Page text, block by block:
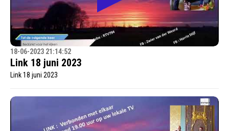
18-06-2023 21:14:52
Link 18 juni 2023
Link 18 juni 2023